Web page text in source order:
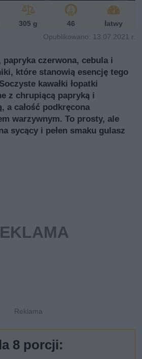
305 g 46
łatwy
Opublikowano: 13.07.2021 r.
papryka czerwona, cebula i
które stanowią esencję tego
kawałki łopatki
z chrupiącą papryką i
a całość podkręcona
warzywnym. To prosty, ale
sycący i pełen smaku gulasz
8 porcji: